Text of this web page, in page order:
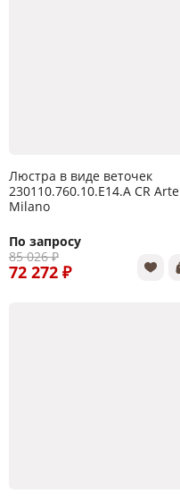
Люстра в виде веточек
230110.760.10.E14.A CR Arte
Milano
По запросу
85 026 ₽
72 272 ₽